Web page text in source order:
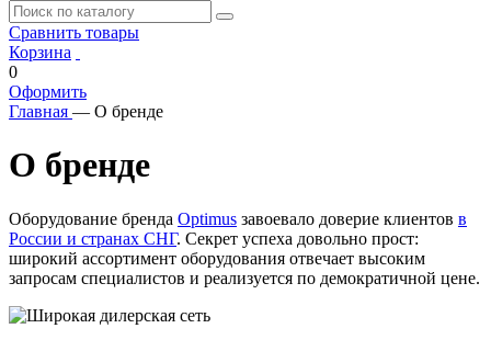
Сравнить товары
Корзина
0
Оформить
Главная — О бренде
О бренде
Оборудование бренда Optimus завоевало доверие клиентов в
России и странах СНГ. Секрет успеха довольно прост:
широкий ассортимент оборудования отвечает высоким
запросам специалистов и реализуется по демократичной цене.